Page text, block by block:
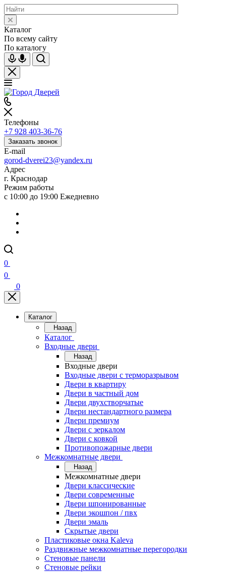
Каталог
По всему сайту
По каталогу
Телефоны
+7 928 403-36-76
Заказать звонок
E-mail
gorod-dverei23@yandex.ru
Адрес
г. Краснодар
Режим работы
с 10:00 до 19:00 Ежедневно
0
0
0
Каталог
Назад
Каталог
Входные двери
Назад
Входные двери
Входные двери с терморазрывом
Двери в квартиру
Двери в частный дом
Двери двухстворчатые
Двери нестандартного размера
Двери премиум
Двери с зеркалом
Двери с ковкой
Противопожарные двери
Межкомнатные двери
Назад
Межкомнатные двери
Двери классические
Двери современные
Двери шпонированные
Двери экошпон / пвх
Двери эмаль
Скрытые двери
Пластиковые окна Kaleva
Раздвижные межкомнатные перегородки
Стеновые панели
Стеновые рейки